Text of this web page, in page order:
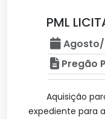
PML
Pregão
Aquisição
expediente para